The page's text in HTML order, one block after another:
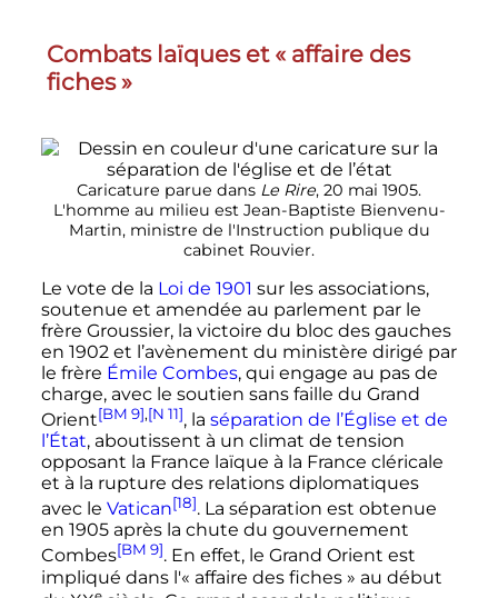
Combats laïques et « affaire des
fiches »
Caricature parue dans Le Rire, 20 mai 1905.
L'homme au milieu est Jean-Baptiste Bienvenu-
Martin, ministre de l'Instruction publique du
cabinet Rouvier.
Le vote de la Loi de 1901 sur les associations,
soutenue et amendée au parlement par le
frère Groussier, la victoire du bloc des gauches
en 1902 et l’avènement du ministère dirigé par
le frère Émile Combes, qui engage au pas de
charge, avec le soutien sans faille du Grand
Orient[BM 9],[N 11], la séparation de l’Église et de
l’État, aboutissent à un climat de tension
opposant la France laïque à la France cléricale
et à la rupture des relations diplomatiques
avec le Vatican[18]. La séparation est obtenue
en 1905après la chute du gouvernement
Combes[BM 9]. En effet, le Grand Orient est
impliqué dans l'« affaire des fiches » au début